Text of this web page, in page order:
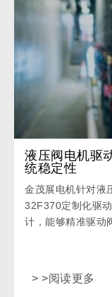
液压阀电机驱
统稳定性
金茂展电机针对液
32F370定制化驱
计，能够精准驱动
> >阅读更多